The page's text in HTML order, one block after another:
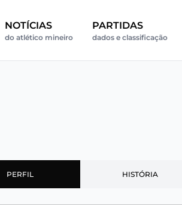
NOTÍCIAS
do atlético mineiro
PARTIDAS
dados e classificação
PERFIL HISTÓRIA